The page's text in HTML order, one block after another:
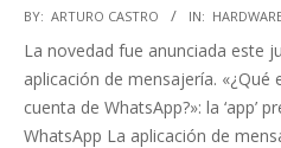
2023-
10-
BY: ARTURO CASTRO IN:
La novedad fue anunciada este
aplicación de mensajería.
cuenta de WhatsApp?»: la ‘app’
WhatsApp La aplicación de